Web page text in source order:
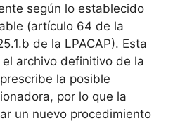
según lo establecido
(artículo 64 de la
de la LPACAP). Esta
archivo definitivo de la
la posible
por lo que la
un nuevo procedimiento